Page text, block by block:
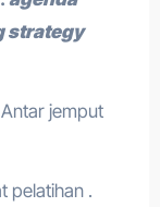
strategy
jemput
pelatihan .